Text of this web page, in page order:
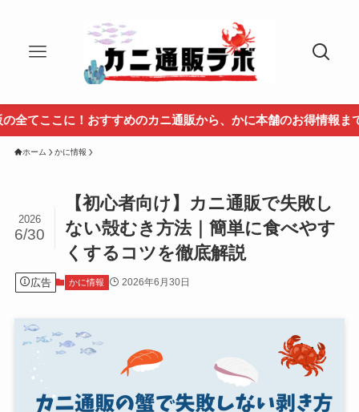
すすめのカニ通販から、かに本舗のお得情報まで盛りだくさん！
ホーム かに情報
【初心者向け】カニ通販で失敗し
ない殻むき方法｜簡単に食べやす
くするコツを徹底解説
2026
6/30
広告 かに情報 2026年6月30日